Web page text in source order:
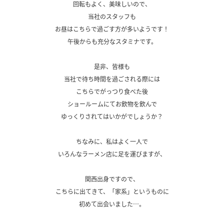
回転もよく、美味しいので、
当社のスタッフも
お昼はこちらで過ごす方が多いようです！
午後からも充分なスタミナです。
是非、皆様も
当社で待ち時間を過ごされる際には
こちらでがっつり食べた後
ショールームにてお飲物を飲んで
ゆっくりされてはいかがでしょうか？
ちなみに、私はよく一人で
いろんなラーメン店に足を運びますが、
関西出身ですので、
こちらに出てきて、「家系」というものに
初めて出会いました…。